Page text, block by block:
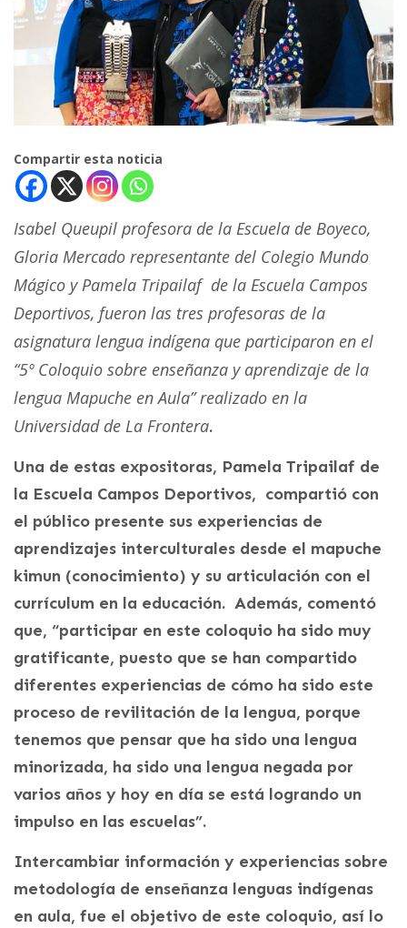
Compartir esta noticia
Isabel Queupil profesora de la Escuela de Boyeco,
Gloria Mercado representante del Colegio Mundo
Mágico y Pamela Tripailaf de la Escuela Campos
Deportivos, fueron las tres profesoras de la
asignatura lengua indígena que participaron en el
“5º Coloquio sobre enseñanza y aprendizaje de la
lengua Mapuche en Aula” realizado en la
Universidad de La Frontera.
Una de estas expositoras, Pamela Tripailaf de
la Escuela Campos Deportivos, compartió con
el público presente sus experiencias de
aprendizajes interculturales desde el mapuche
kimun (conocimiento) y su articulación con el
currículum en la educación. Además, comentó
que, “participar en este coloquio ha sido muy
gratificante, puesto que se han compartido
diferentes experiencias de cómo ha sido este
proceso de revilitación de la lengua, porque
tenemos que pensar que ha sido una lengua
minorizada, ha sido una lengua negada por
varios años y hoy en día se está logrando un
impulso en las escuelas”.
Intercambiar información y experiencias sobre
metodología de enseñanza lenguas indígenas
en aula, fue el objetivo de este coloquio, así lo